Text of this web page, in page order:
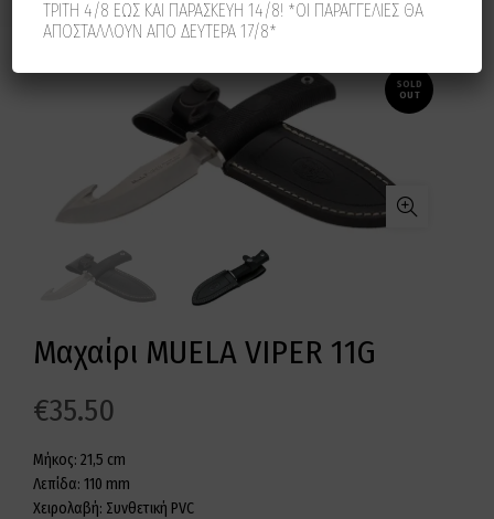
SOLD
OUT
Μαχαίρι MUELA VIPER 11G
€35.50
Μήκος: 21,5 cm
Λεπίδα: 110 mm
Χειρολαβή: Συνθετική PVC
ΤΡΙΤΗ 4/8 ΕΩΣ ΚΑΙ ΠΑΡΑΣΚΕΥΗ 14/8! *ΟΙ ΠΑΡΑΓΓΕΛΙΕΣ ΘΑ
ΑΠΟΣΤΑΛΛΟΥΝ ΑΠΟ ΔΕΥΤΕΡΑ 17/8*